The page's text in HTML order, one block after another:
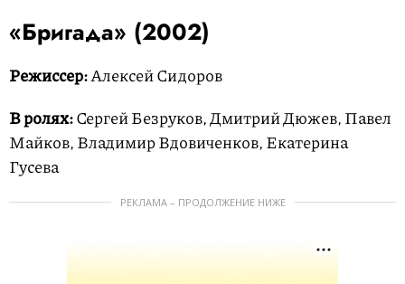
«Бригада» (2002)
Режиссер:Алексей Сидоров
В ролях:Сергей Безруков, Дмитрий Дюжев, Павел
Майков, Владимир Вдовиченков, Екатерина
Гусева
РЕКЛАМА – ПРОДОЛЖЕНИЕ НИЖЕ